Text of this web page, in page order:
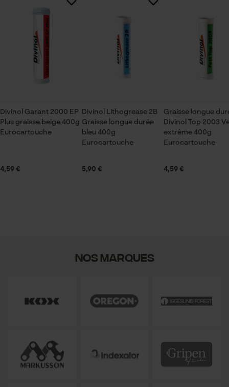
Divinol Garant 2000 EP
Plus graisse beige 400g
Eurocartouche
4,59 €
Divinol Lithogrease 2B
Graisse longue durée
bleu 400g
Eurocartouche
5,90 €
Graisse longue
Divinol Top 2003
extrême 400g
Eurocartouche
4,59 €
Nos marques